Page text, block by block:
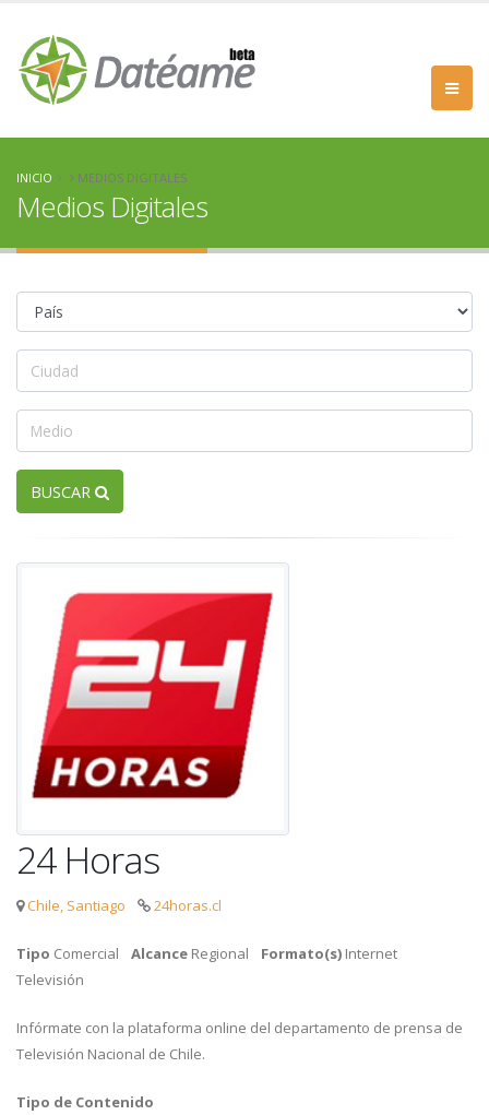
INICIO MEDIOS DIGITALES
Medios Digitales
BUSCAR
24 Horas
Chile, Santiago 24horas.cl
Tipo Comercial Alcance Regional Formato(s) Internet
Televisión
Infórmate con la plataforma online del departamento de prensa de
Televisión Nacional de Chile.
Tipo de Contenido